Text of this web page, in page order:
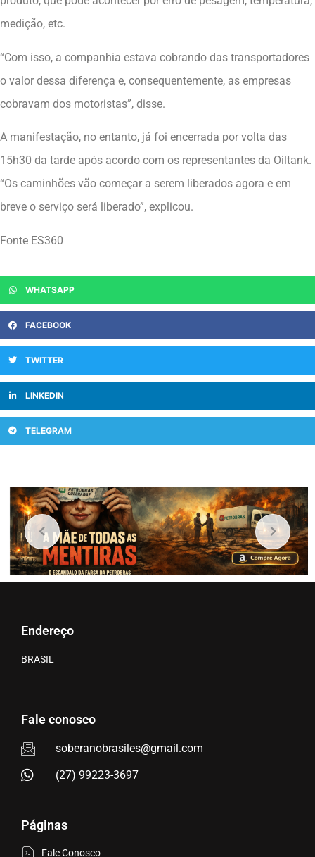
medição, etc.
“Com isso, a companhia estava cobrando das transportadores
o valor dessa diferença e, consequentemente, as empresas
cobravam dos motoristas”, disse.
A manifestação, no entanto, já foi encerrada por volta das
15h30 da tarde após acordo com os representantes da Oiltank.
“Os caminhões vão começar a serem liberados agora e em
breve o serviço será liberado”, explicou.
Fonte ES360
WHATSAPP
FACEBOOK
TWITTER
LINKEDIN
TELEGRAM
Endereço
BRASIL
Fale conosco
soberanobrasiles@gmail.com
(27) 99223-3697
Páginas
Fale Conosco